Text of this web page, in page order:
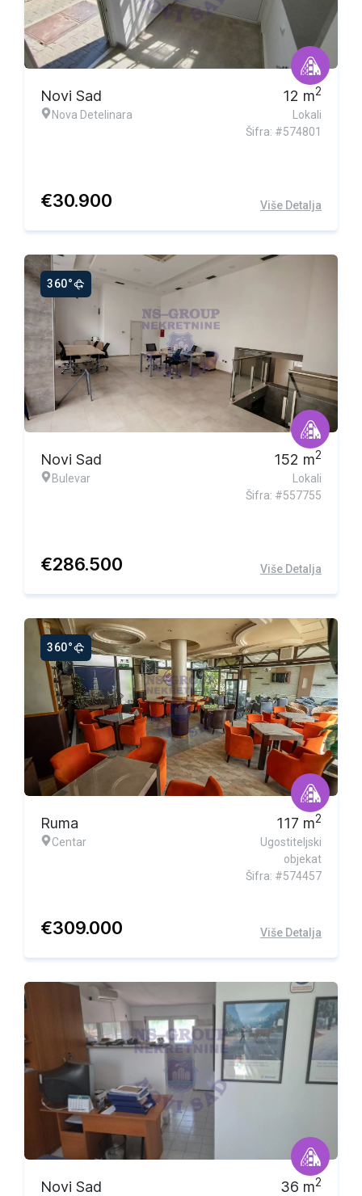
Novi Sad
Nova Detelinara
12 m2
Lokali
Šifra: #574801
€30.900 Više Detalja
360°
Ekskluzivna ponuda
Novi Sad
Bulevar
152 m2
Lokali
Šifra: #557755
€286.500 Više Detalja
360°
Ekskluzivna ponuda
Ruma
Centar
117 m2
Ugostiteljski
objekat
Šifra: #574457
€309.000 Više Detalja
Ekskluzivna ponuda
Novi Sad 36 m2